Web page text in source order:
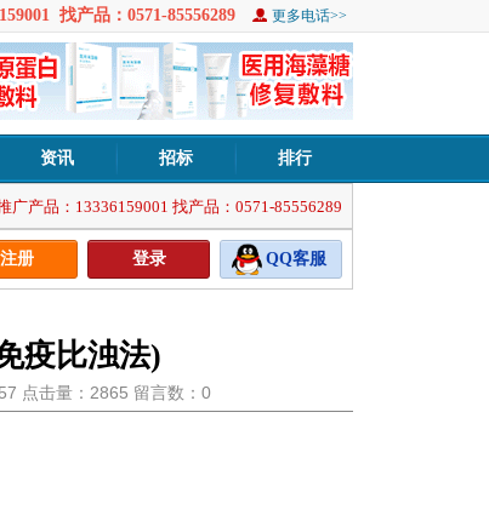
找产品：0571-85556289 更多电话>>
资讯 招标 排行
广产品：13336159001 找产品：0571-85556289
注册 登录 QQ客服
疫比浊法)
点击量：2865 留言数：0